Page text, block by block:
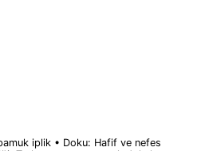
iplik • Doku: Hafif ve nefes